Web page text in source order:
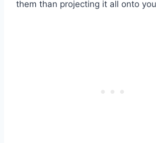
them than projecting it all onto